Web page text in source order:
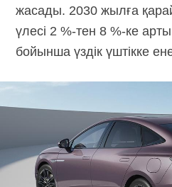
жасады. 2030 жылға
үлесі 2 %-тен 8 %-ке
бойынша үздік үштікке